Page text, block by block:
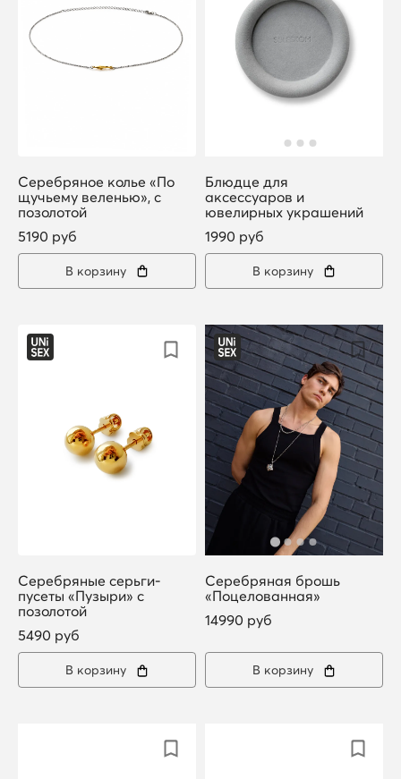
Серебряное колье «По
щучьему веленью», с
позолотой
5190 руб
В корзину
Блюдце для
аксессуаров и
ювелирных украшений
1990 руб
В корзину
Серебряные серьги-
пусеты «Пузыри» с
позолотой
5490 руб
В корзину
Серебряная брошь
«Поцелованная»
14990 руб
В корзину